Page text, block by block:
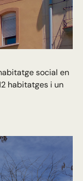
social en
habitatges i un